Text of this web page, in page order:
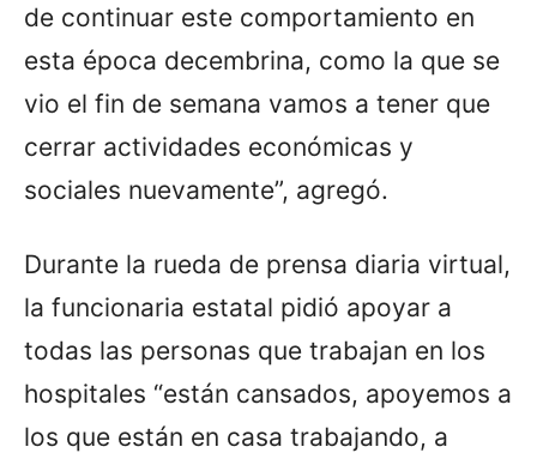
de continuar este comportamiento en
esta época decembrina, como la que se
vio el fin de semana vamos a tener que
cerrar actividades económicas y
sociales nuevamente”, agregó.
Durante la rueda de prensa diaria virtual,
la funcionaria estatal pidió apoyar a
todas las personas que trabajan en los
hospitales “están cansados, apoyemos a
los que están en casa trabajando, a